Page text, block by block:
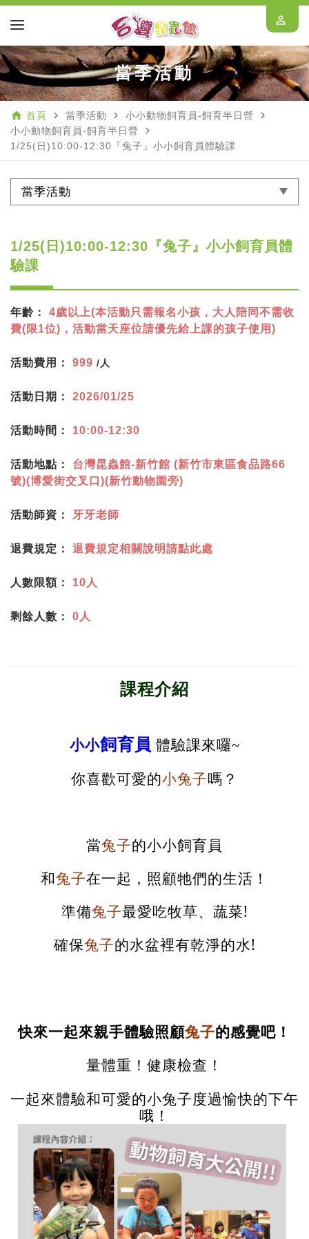
perm_identity
當季活動
home 首頁 navigate_next 當季活動 navigate_next 小小動物飼育員-飼育半日營 navigate_next
小小動物飼育員-飼育半日營 navigate_next
1/25(日)10:00-12:30『兔子』小小飼育員體驗課
當季活動
1/25(日)10:00-12:30『兔子』小小飼育員體
驗課
年齡： 4歲以上(本活動只需報名小孩，大人陪同不需收
費(限1位)，活動當天座位請優先給上課的孩子使用)
活動費用： 999 /人
活動日期： 2026/01/25
活動時間： 10:00-12:30
活動地點： 台灣昆蟲館-新竹館 (新竹市東區食品路66
號)(博愛街交叉口)(新竹動物園旁)
活動師資： 牙牙老師
退費規定： 退費規定相關說明請點此處
人數限額： 10人
剩餘人數： 0人
課程介紹
小小飼育員 體驗課來囉~
你喜歡可愛的小兔子嗎？
當兔子的小小飼育員
和兔子在一起，照顧牠們的生活！
準備兔子最愛吃牧草、蔬菜!
確保兔子的水盆裡有乾淨的水!
快來一起來親手體驗照顧兔子的感覺吧！
量體重！健康檢查！
一起來體驗和可愛的小兔子度過愉快的下午
哦 ！